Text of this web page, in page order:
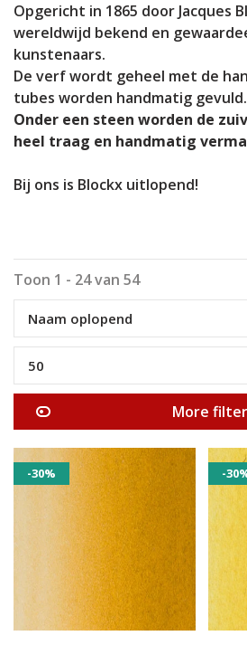
Opgericht in 1865 door Jacques
wereldwijd bekend en
kunstenaars.
De verf wordt geheel met de
tubes worden handmatig gevuld.
Onder een steen worden de
heel traag en handmatig
Bij ons is Blockx uitlopend!
Toon 1 - 24 van 54
Naam oplopend
50
More
-30% -